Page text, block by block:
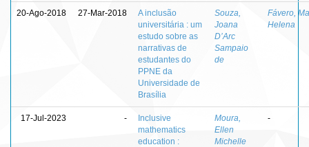
20-Ago-2018 27-Mar-2018
A inclusão
universitária : um
estudo sobre as
narrativas de
estudantes do
PPNE da
Universidade de
Brasília
Souza,
Joana
D’Arc
Sampaio
de
Fávero,
Helena
17-Jul-2023 -
Inclusive
mathematics
education :
Moura,
Ellen
Michelle
-